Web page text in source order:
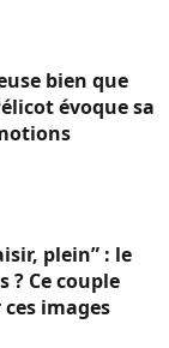
bien que
évoque sa
plein” : le
? Ce couple
images